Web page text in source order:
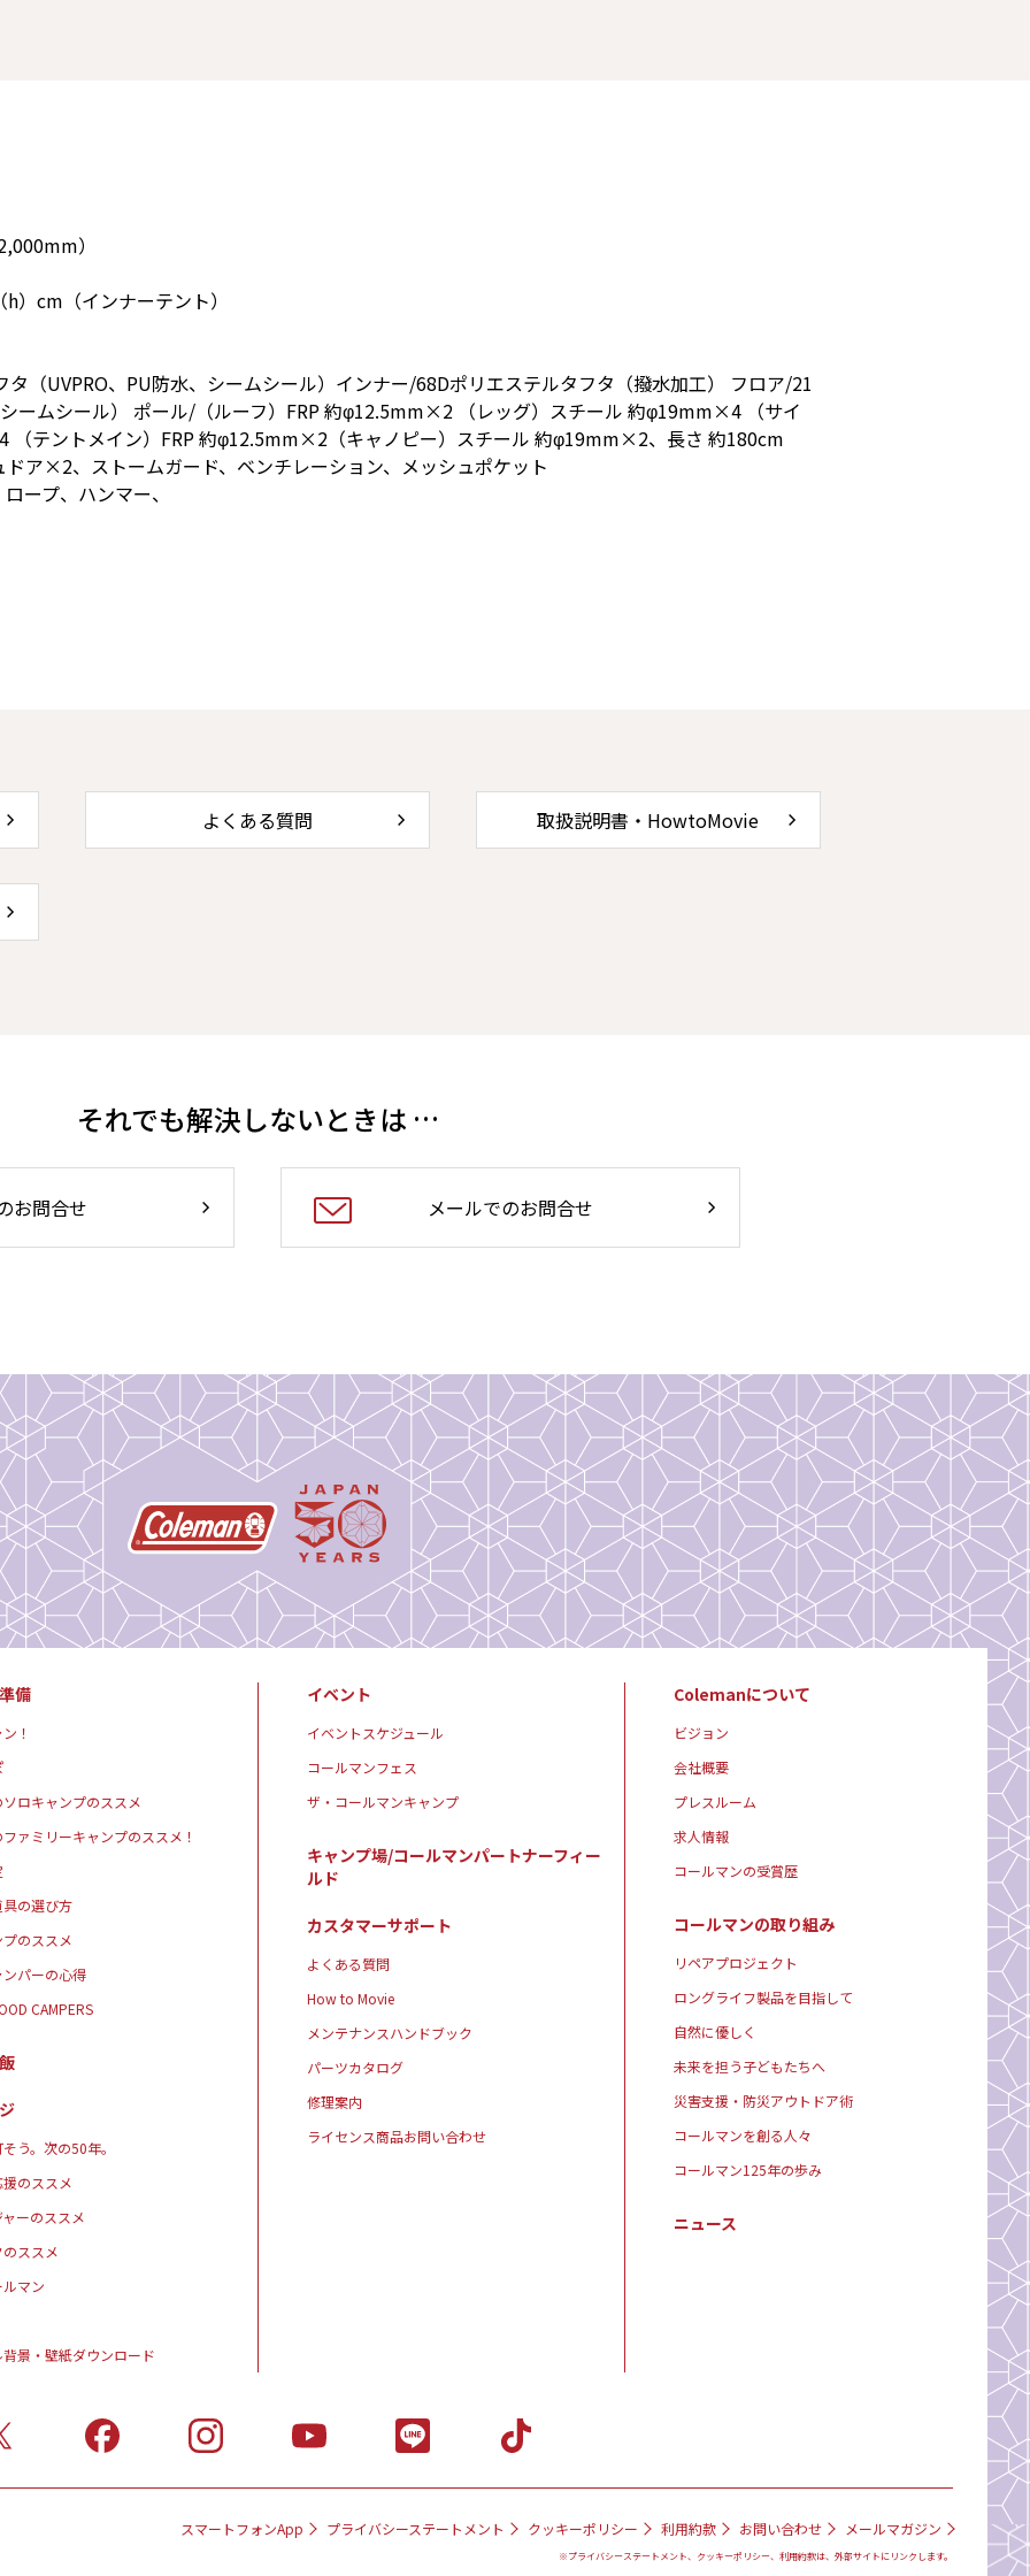
）
cm（インナーテント）
（UVPRO、PU防水、シームシール）インナー/68Dポリエステルタフタ（撥水加工） フロア/21
ームシール） ポール/（ルーフ）FRP 約φ12.5mm×2 （レッグ）スチール 約φ19mm×4 （サイ
（テントメイン）FRP 約φ12.5mm×2（キャノピー）スチール 約φ19mm×2、長さ 約180cm
ア×2、ストームガード、ベンチレーション、メッシュポケット
ープ、ハンマー、
よくある質問 取扱説明書・HowtoMovie
それでも解決しないときは …
お問合せ メールでのお問合せ
備
！
ロキャンプのススメ
ァミリーキャンプのススメ！
の選び方
のススメ
パーの心得
CAMPERS
う。次の50年。
のススメ
ーのススメ
ススメ
マン
景・壁紙ダウンロード
イベント
イベントスケジュール
コールマンフェス
ザ・コールマンキャンプ
キャンプ場/コールマンパートナーフィー
ルド
カスタマーサポート
よくある質問
How to Movie
メンテナンスハンドブック
パーツカタログ
修理案内
ライセンス商品お問い合わせ
Colemanについて
ビジョン
会社概要
プレスルーム
求人情報
コールマンの受賞歴
コールマンの取り組み
リペアプロジェクト
ロングライフ製品を目指して
自然に優しく
未来を担う子どもたちへ
災害支援・防災アウトドア術
コールマンを創る人々
コールマン125年の歩み
ニュース
スマートフォンApp プライバシーステートメント クッキーポリシー 利用約款 お問い合わせ メールマガジン
※プライバシーステートメント、クッキーポリシー、利用約款は、外部サイトにリンクします。